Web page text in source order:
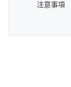
注意事項